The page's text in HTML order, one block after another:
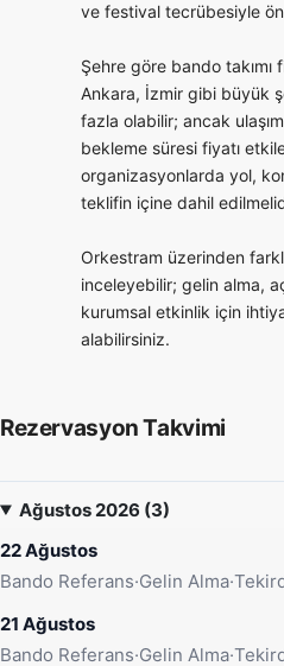
ve festival tecrübesiyle
Şehre göre bando takımı
Ankara, İzmir gibi büyük
fazla olabilir; ancak
bekleme süresi fiyatı
organizasyonlarda yol,
teklifin içine dahil
Orkestram üzerinden
inceleyebilir; gelin alma,
kurumsal etkinlik için
alabilirsiniz.
Rezervasyon Takvimi
Ağustos 2026 (3)
22 Ağustos
Bando Referans·Gelin Alma·
21 Ağustos
Bando Referans·Gelin Alma·